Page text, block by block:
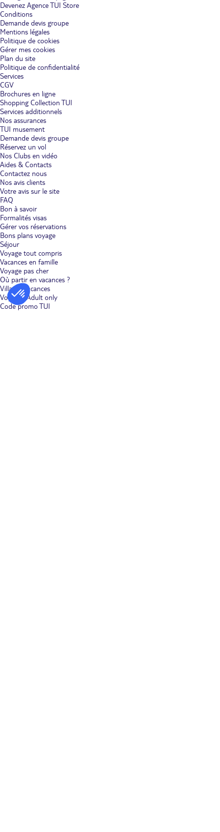
Devenez Agence TUI Store
Conditions
Demande devis groupe
Mentions légales
Politique de cookies
Gérer mes cookies
Plan du site
Politique de confidentialité
Services
CGV
Brochures en ligne
Shopping Collection TUI
Services additionnels
Nos assurances
TUI musement
Demande devis groupe
Réservez un vol
Nos Clubs en vidéo
Aides & Contacts
Contactez nous
Nos avis clients
Votre avis sur le site
FAQ
Bon à savoir
Formalités visas
Gérer vos réservations
Bons plans voyage
Séjour
Voyage tout compris
Vacances en famille
Voyage pas cher
Où partir en vacances ?
Villages vacances
Voyages Adult only
Code promo TUI